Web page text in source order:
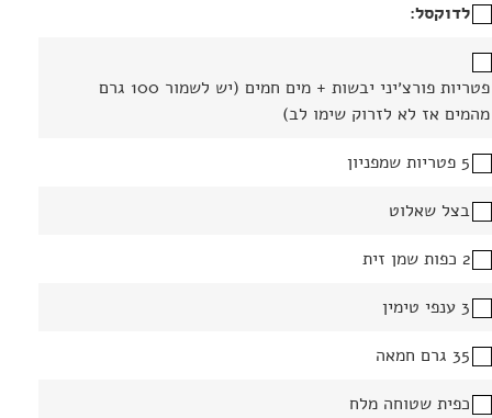
לדוקסל:
פטריות פורצ׳יני יבשות + מים חמים (יש לשמור 100 גרם
מהמים אז לא לזרוק שימו לב)
5 פטריות שמפניון
בצל שאלוט
2 כפות שמן זית
3 ענפי טימין
35 גרם חמאה
כפית שטוחה מלח